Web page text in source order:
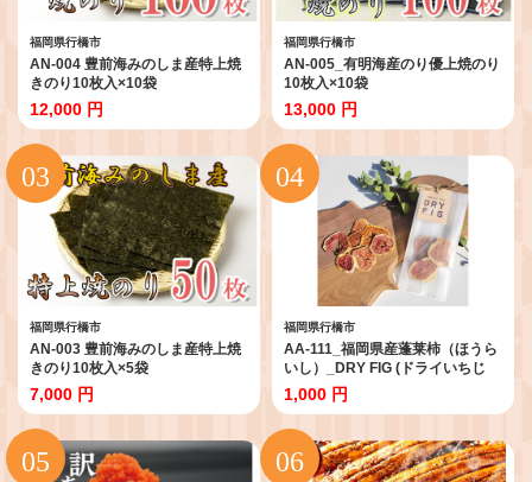
福岡県行橋市
AN-004 豊前海みのしま産特上焼
きのり10枚入×10袋
12,000 円
福岡県行橋市
AN-005_有明海産のり優上焼のり
10枚入×10袋
13,000 円
福岡県行橋市
AN-003 豊前海みのしま産特上焼
きのり10枚入×5袋
7,000 円
福岡県行橋市
AA-111_福岡県産蓬莱柿（ほうら
いし）_DRY FIG (ドライいちじ
く）10g
1,000 円